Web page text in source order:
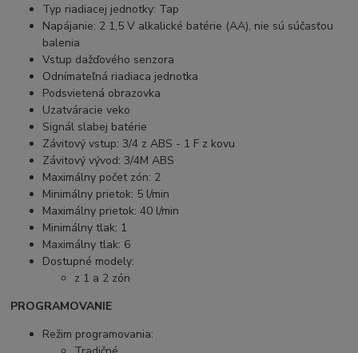
Typ riadiacej jednotky: Tap
Napájanie: 2 1,5 V alkalické batérie (AA), nie sú súčasťou
balenia
Vstup dažďového senzora
Odnímateľná riadiaca jednotka
Podsvietená obrazovka
Uzatváracie veko
Signál slabej batérie
Závitový vstup: 3/4 z ABS - 1 F z kovu
Závitový vývod: 3/4M ABS
Maximálny počet zón: 2
Minimálny prietok: 5 l/min
Maximálny prietok: 40 l/min
Minimálny tlak: 1
Maximálny tlak: 6
Dostupné modely:
z 1 a 2 zón
PROGRAMOVANIE
Režim programovania: